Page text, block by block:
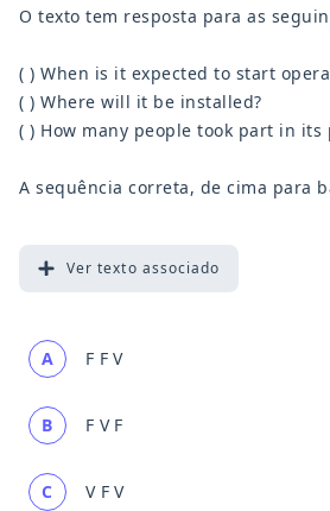
O texto tem resposta para as
( ) When is it expected to start
( ) Where will it be installed?
( ) How many people took part in its
A sequência correta, de cima para
Ver texto associado
A F F V
B F V F
C V F V